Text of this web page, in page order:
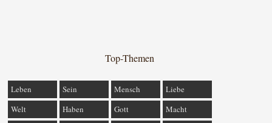
Top-Themen
Leben Sein Mensch
Liebe
Welt
Haben Gott Macht